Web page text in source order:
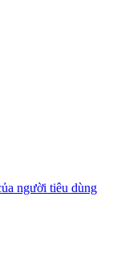
người tiêu dùng